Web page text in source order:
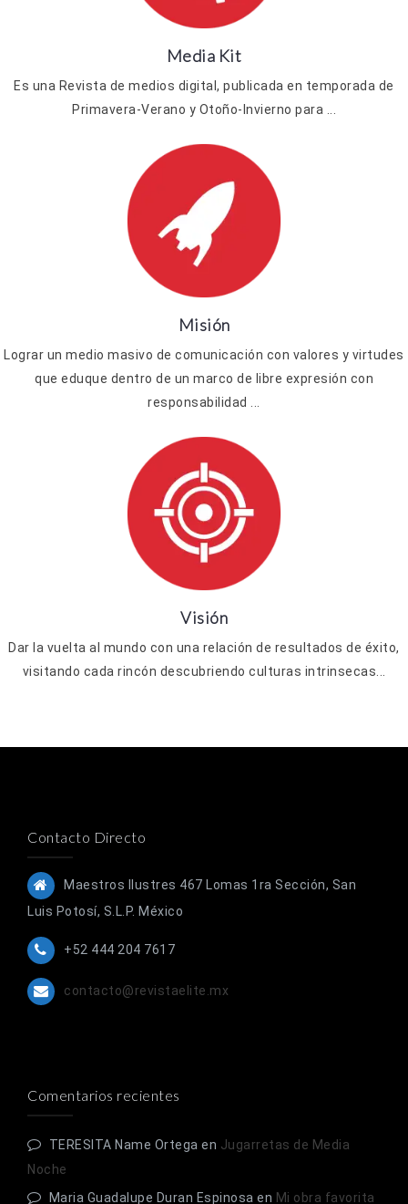
Media Kit
Es una Revista de medios digital, publicada en temporada de
Primavera-Verano y Otoño-Invierno para ...
Misión
Lograr un medio masivo de comunicación con valores y virtudes
que eduque dentro de un marco de libre expresión con
responsabilidad ...
Visión
Dar la vuelta al mundo con una relación de resultados de éxito,
visitando cada rincón descubriendo culturas intrinsecas...
Contacto Directo
Maestros Ilustres 467 Lomas 1ra Sección, San
Luis Potosí, S.L.P. México
+52 444 204 7617
contacto@revistaelite.mx
Comentarios recientes
TERESITA Name Ortega en Jugarretas de Media
Noche
Maria Guadalupe Duran Espinosa en Mi obra favorita